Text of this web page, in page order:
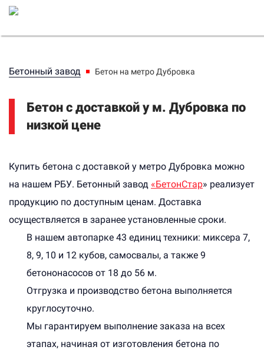
Бетонный завод Бетон на метро Дубровка
Бетон с доставкой у м. Дубровка по
низкой цене
Купить бетона с доставкой у метро Дубровка можно
на нашем РБУ. Бетонный завод «БетонСтар» реализует
продукцию по доступным ценам. Доставка
осуществляется в заранее установленные сроки.
В нашем автопарке 43 единиц техники: миксера 7,
8, 9, 10 и 12 кубов, самосвалы, а также 9
бетононасосов от 18 до 56 м.
Отгрузка и производство бетона выполняется
круглосуточно.
Мы гарантируем выполнение заказа на всех
этапах, начиная от изготовления бетона по